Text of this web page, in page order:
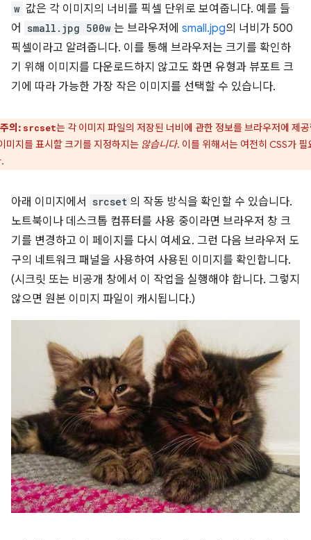
w 값은 각 이미지의 너비를 픽셀 단위로 보여줍니다. 예를 들
어
small.jpg 500w 는 브라우저에 small.jpg의 너비가 500
픽셀이라고 알려줍니다. 이를 통해 브라우저는 크기를 확인하
기 위해 이미지를 다운로드하지 않고도 화면 유형과 뷰포트 크
기에 따라 가능한 가장 작은 이미지를 선택할 수 있습니다.
주의: srcset는 각 이미지 파일의 저장된 너비에 관한 정보를 브라우저에 제
미지를 표시할 크기를 지정하지는 않습니다. 이를 위해서는 여전히 CSS가 필
아래 이미지에서 srcset 의 작동 방식을 확인할 수 있습니다.
노트북이나 데스크톱 컴퓨터를 사용 중이라면 브라우저 창 크
기를 변경하고 이 페이지를 다시 여세요. 그런 다음 브라우저 도
구의 네트워크 패널을 사용하여 사용된 이미지를 확인합니다.
(시크릿 또는 비공개 창에서 이 작업을 실행해야 합니다. 그렇지
않으면 원본 이미지 파일이 캐시됩니다.)